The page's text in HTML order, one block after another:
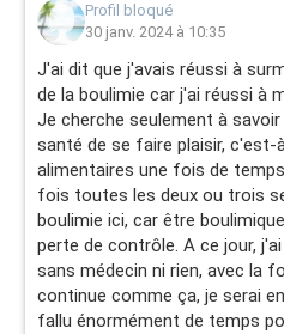
Profil bloqué
30 janv. 2024 à 10:35
J'ai dit que j'avais réussi à
de la boulimie car j'ai réussi à
Je cherche seulement à
santé de se faire plaisir,
alimentaires une fois de
fois toutes les deux ou trois
boulimie ici, car être
perte de contrôle. A ce jour,
sans médecin ni rien, avec la
continue comme ça, je serai
fallu énormément de temps